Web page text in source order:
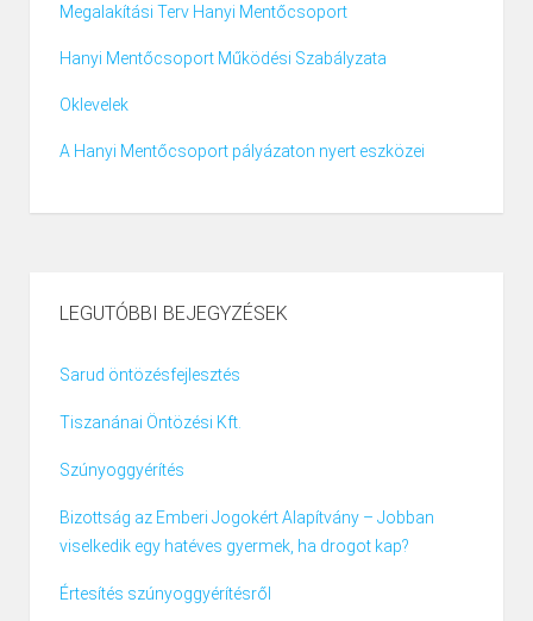
Megalakítási Terv Hanyi Mentőcsoport
Hanyi Mentőcsoport Működési Szabályzata
Oklevelek
A Hanyi Mentőcsoport pályázaton nyert eszközei
LEGUTÓBBI BEJEGYZÉSEK
Sarud öntözésfejlesztés
Tiszanánai Öntözési Kft.
Szúnyoggyérítés
Bizottság az Emberi Jogokért Alapítvány – Jobban
viselkedik egy hatéves gyermek, ha drogot kap?
Értesítés szúnyoggyérítésről